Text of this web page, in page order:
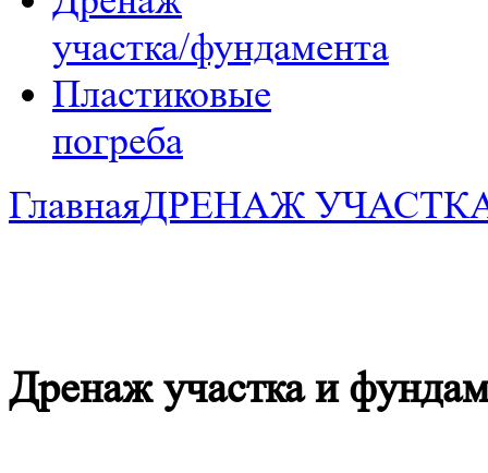
участка/фундамента
Пластиковые
погреба
ГлавнаяДРЕНАЖ
Дренаж участка и